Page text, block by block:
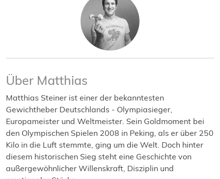
Über Matthias
Matthias Steiner ist einer der bekanntesten
Gewichtheber Deutschlands - Olympiasieger,
Europameister und Weltmeister. Sein Goldmoment bei
den Olympischen Spielen 2008 in Peking, als er über 250
Kilo in die Luft stemmte, ging um die Welt. Doch hinter
diesem historischen Sieg steht eine Geschichte von
außergewöhnlicher Willenskraft, Disziplin und